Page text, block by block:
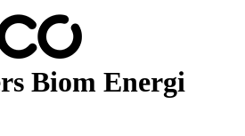
Biom Energi